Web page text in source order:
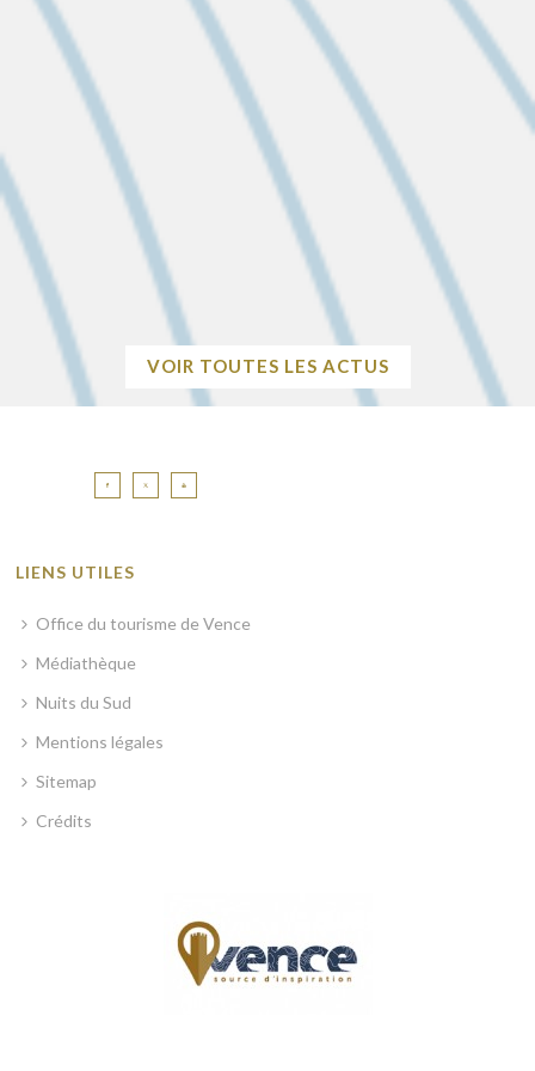
ASSOCIATIONS : DEMANDES DE
SUBVENTIONS POUR L’ANNÉE 2027
Avant le 1er décembre 2026 Pour demander une subvention
municipale, les associations doivent compléter intégralement
le dossier avec toutes les pièces justificatives nécessaires, et
le…
EN SAVOIR
VOIR TOUTES LES ACTUS
LIENS UTILES
Office du tourisme de Vence
Médiathèque
Nuits du Sud
Mentions légales
Sitemap
Crédits